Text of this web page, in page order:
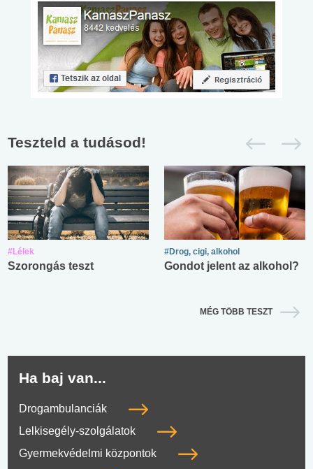
Teszteld a tudásod!
#Lélek
Szorongás teszt
#Drog, cigi, alkohol
Gondot jelent az alkohol?
MÉG TÖBB TESZT
Ha baj van...
Drogambulanciák
Lelkisegély-szolgálatok
Gyermekvédelmi központok